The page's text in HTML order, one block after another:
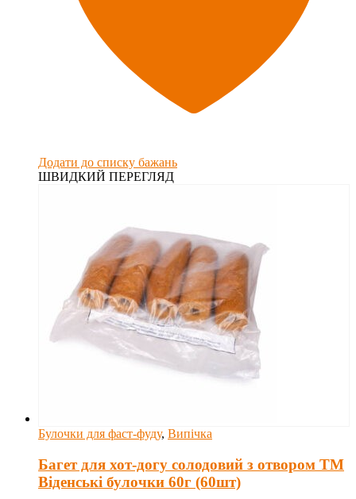
Додати до списку бажань
ШВИДКИЙ ПЕРЕГЛЯД
Булочки для фаст-фуду, Випічка
Багет для хот-догу солодовий з отвором ТМ
Віденські булочки 60г (60шт)